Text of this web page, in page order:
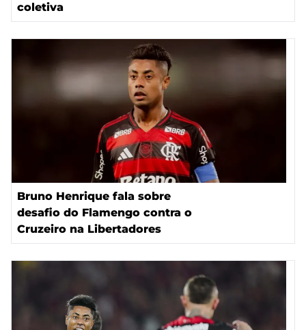
coletiva
Bruno Henrique fala sobre
desafio do Flamengo contra o
Cruzeiro na Libertadores